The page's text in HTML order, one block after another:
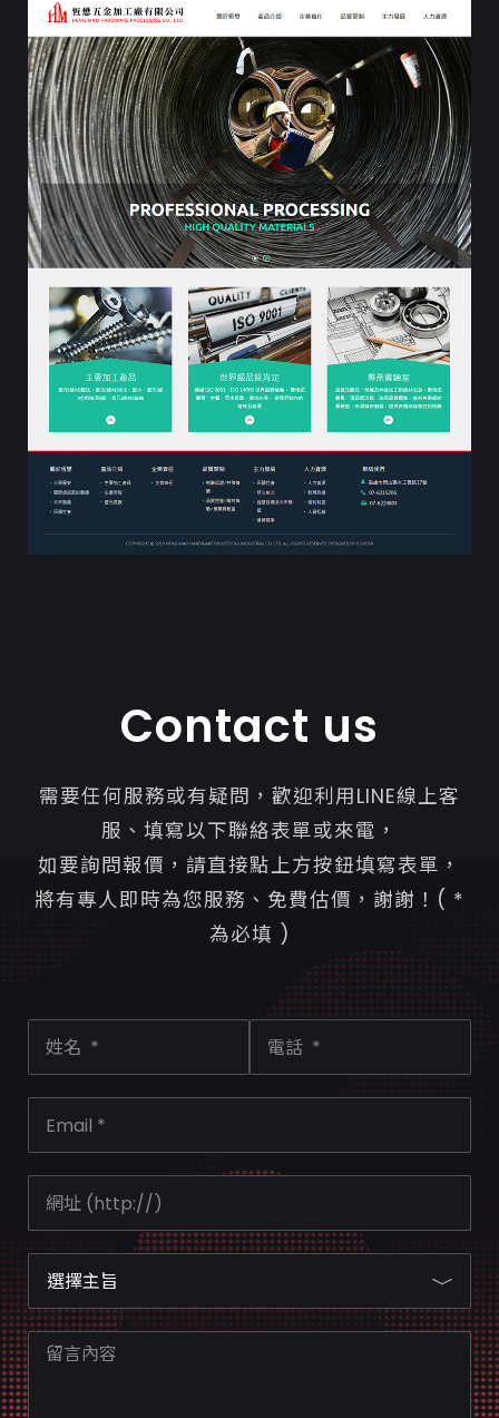
Contact us
需要任何服務或有疑問，歡迎利用LINE線上客
服、填寫以下聯絡表單或來電，
如要詢問報價，請直接點上方按鈕填寫表單，
將有專人即時為您服務、免費估價，謝謝！( *
為必填 )